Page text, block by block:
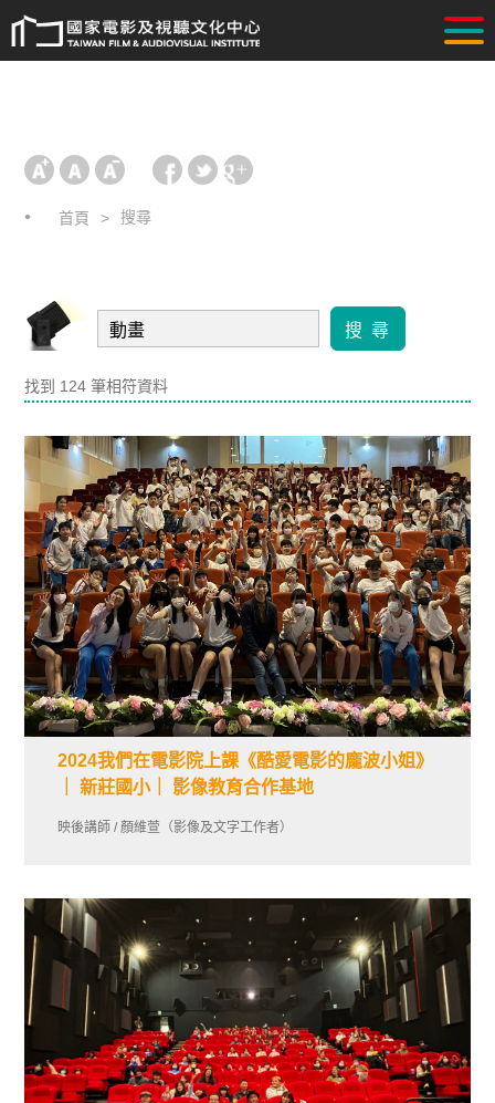
首頁 搜尋
搜 尋
找到 124 筆相符資料
2024我們在電影院上課《酷愛電影的龐波小姐》
｜ 新莊國小｜ 影像教育合作基地
映後講師 / 顏維萱（影像及文字工作者）